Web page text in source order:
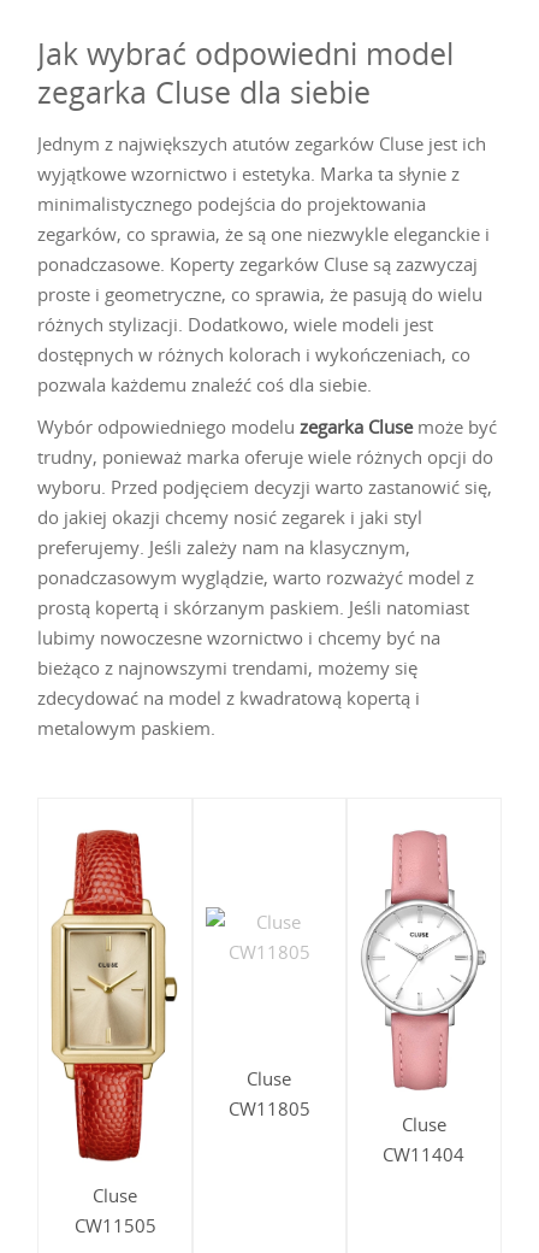
Jak wybrać odpowiedni model
zegarka Cluse dla siebie
Jednym z największych atutów zegarków Cluse jest ich
wyjątkowe wzornictwo i estetyka. Marka ta słynie z
minimalistycznego podejścia do projektowania
zegarków, co sprawia, że są one niezwykle eleganckie i
ponadczasowe. Koperty zegarków Cluse są zazwyczaj
proste i geometryczne, co sprawia, że pasują do wielu
różnych stylizacji. Dodatkowo, wiele modeli jest
dostępnych w różnych kolorach i wykończeniach, co
pozwala każdemu znaleźć coś dla siebie.
Wybór odpowiedniego modeluzegarka Clusemoże być
trudny, ponieważ marka oferuje wiele różnych opcji do
wyboru. Przed podjęciem decyzji warto zastanowić się,
do jakiej okazji chcemy nosić zegarek i jaki styl
preferujemy. Jeśli zależy nam na klasycznym,
ponadczasowym wyglądzie, warto rozważyć model z
prostą kopertą i skórzanym paskiem. Jeśli natomiast
lubimy nowoczesne wzornictwo i chcemy być na
bieżąco z najnowszymi trendami, możemy się
zdecydować na model z kwadratową kopertą i
metalowym paskiem.
Cluse
CW11505
Cluse
CW11805
Cluse
CW11404